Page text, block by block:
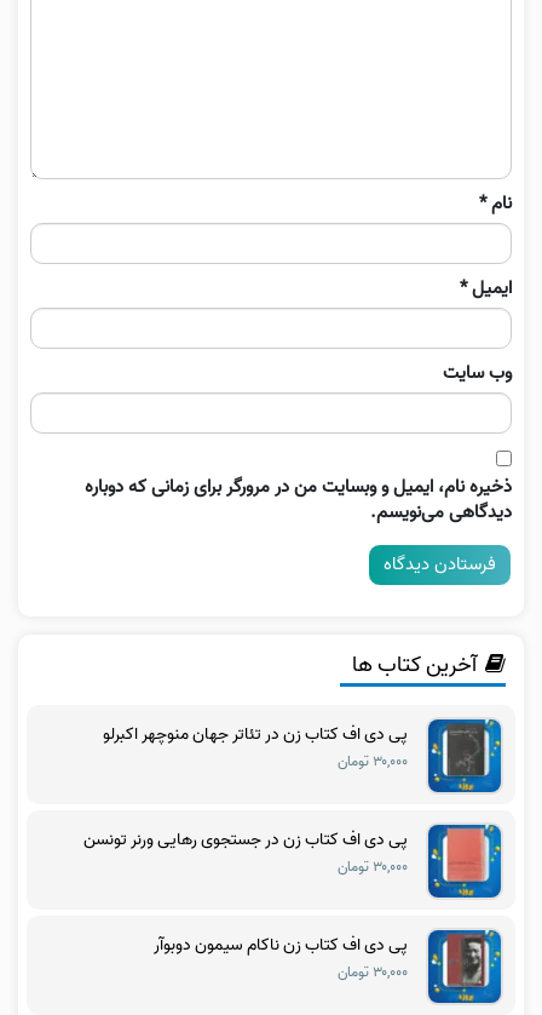
نام*
ایمیل*
وب‌ سایت
ذخیره نام، ایمیل و وبسایت من در مرورگر برای زمانی که دوباره
دیدگاهی می‌نویسم.
آخرین کتاب ها
پی دی اف کتاب زن در تئاتر جهان منوچهر اکبرلو
۳۰,۰۰۰ تومان
پی دی اف کتاب زن در جستجوی رهایی ورنر تونسن
۳۰,۰۰۰ تومان
پی دی اف کتاب زن ناکام سیمون دوبوآر
۳۰,۰۰۰ تومان